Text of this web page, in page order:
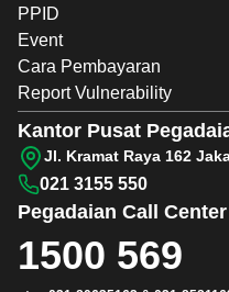
PPID
Event
Cara Pembayaran
Report Vulnerability
Pegadaian Call Center
1500 569
Kantor Pusat
Jl. Kramat Raya 162
021 3155 550